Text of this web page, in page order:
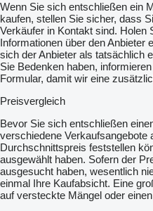
Wenn Sie sich entschließen ein
kaufen, stellen Sie sicher, dass
Verkäufer in Kontakt sind.
Informationen über den Anbieter
sich der Anbieter als tatsächlich
Sie Bedenken haben,
Formular, damit wir eine
Preisvergleich
Bevor Sie sich entschließen
verschiedene Verkaufsangebote
Durchschnittspreis feststellen
ausgewählt haben. Sofern der
ausgesucht haben, wesentlich
einmal Ihre Kaufabsicht. Eine
auf versteckte Mängel oder